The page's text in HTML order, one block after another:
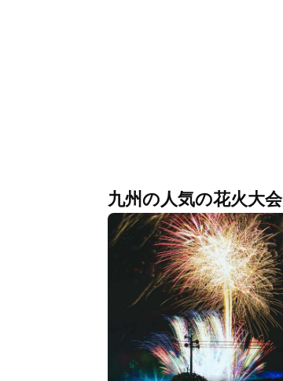
九州の人気の花火大会